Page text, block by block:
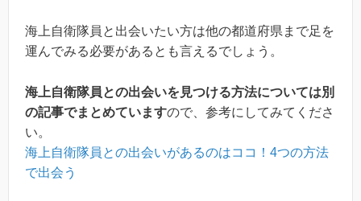
海上自衛隊員と出会いたい方は他の都道府県まで足を
運んでみる必要があるとも言えるでしょう。
海上自衛隊員との出会いを見つける方法については別
の記事でまとめていますので、参考にしてみてくださ
い。
海上自衛隊員との出会いがあるのはココ！4つの方法
で出会う